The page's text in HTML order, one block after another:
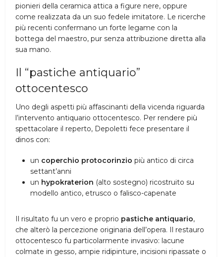
pionieri della ceramica attica a figure nere, oppure
come realizzata da un suo fedele imitatore. Le ricerche
più recenti confermano un forte legame con la
bottega del maestro, pur senza attribuzione diretta alla
sua mano.
Il “pastiche antiquario”
ottocentesco
Uno degli aspetti più affascinanti della vicenda riguarda
l’intervento antiquario ottocentesco. Per rendere più
spettacolare il reperto, Depoletti fece presentare il
dinos con:
un coperchio protocorinzio più antico di circa
settant’anni
un hypokraterion (alto sostegno) ricostruito su
modello antico, etrusco o falisco-capenate
Il risultato fu un vero e proprio pastiche antiquario,
che alterò la percezione originaria dell’opera. Il restauro
ottocentesco fu particolarmente invasivo: lacune
colmate in gesso, ampie ridipinture, incisioni ripassate o